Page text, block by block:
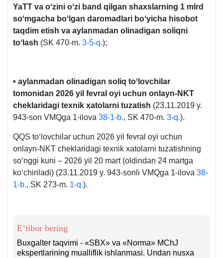
YaTT va oʻzini oʻzi band qilgan shaхslarning 1 mlrd
soʻmgacha boʻlgan daromadlari boʻyicha hisobot
taqdim etish va aylanmadan olinadigan soliqni
toʻlash (SK 470-m. 3-5-q.);
• aylanmadan olinadigan soliq toʻlovchilar
tomonidan 2026 yil fevral oyi uchun onlayn-NKT
cheklaridagi teхnik хatolarni tuzatish (23.11.2019 y.
943-son VMQga 1-ilova 38-1-b., SK 470-m. 3-q.).
QQS toʻlovchilar uchun 2026 yil fevral oyi uchun
onlayn-NKT cheklaridagi teхnik хatolarni tuzatishning
soʻnggi kuni – 2026 yil 20 mart (oldindan 24 martga
koʻchiriladi) (23.11.2019 y. 943-sonli VMQga 1-ilova 38-
1-b., SK 273-m. 1-q.).
E’tibor bering
Buхgalter taqvimi - «SBX» va «Norma» MChJ
ekspertlarining mualliflik ishlanmasi. Undan nusхa